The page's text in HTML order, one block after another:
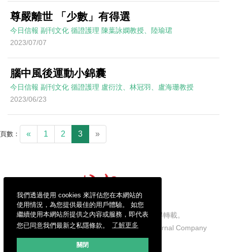
我們透過使用 cookies 來評估您在本網站的
使用情況，為您提供最佳的用戶體驗。 如您
繼續使用本網站所提供之內容或服務，即代表
您已同意我們最新之私隱條款。
了解更多
關閉
尊嚴離世 「少數」有得選
今日信報 副刊文化 循證護理 陳葉詠嫻教授、陸瑜珺
2023/07/07
腦中風後運動小錦囊
今日信報 副刊文化 循證護理 盧衍汶、林冠羽、盧海珊教授
2023/06/23
頁數： « 1 2 3 »
信報財經新聞有限公司版權所有，不得轉載。
Copyright © 2026 Hong Kong Economic Journal Company
Limited. All rights reserved.